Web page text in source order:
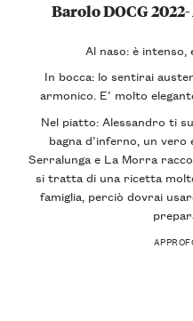
Barolo DOCG
Al naso: è intenso,
In bocca: lo sentirai
armonico. E’ molto
Nel piatto: Alessandro ti
bagna d’inferno, un
Serralunga e La Morra
si tratta di una ricetta
famiglia, perciò dovrai